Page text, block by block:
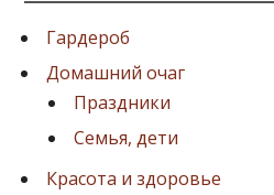
Гардероб
Домашний очаг
Праздники
Семья, дети
Красота и здоровье